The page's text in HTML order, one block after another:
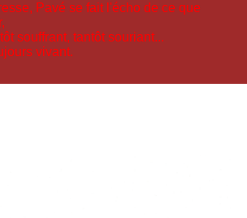
Pavé se fait l'écho de ce que
souffrant, tantôt souriant...
vivant.